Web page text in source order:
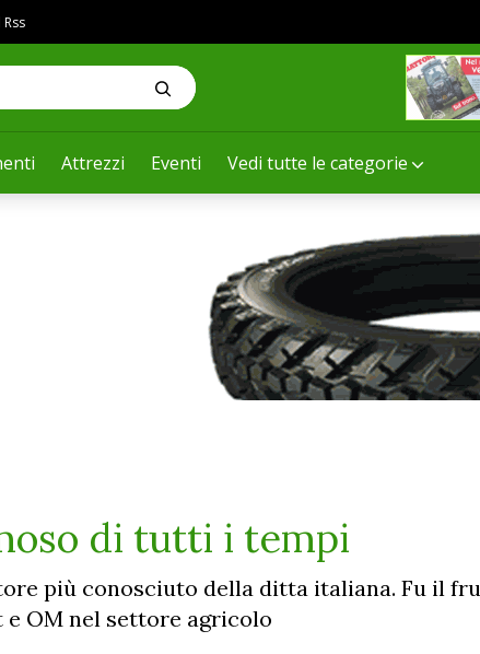
Attrezzi Eventi Vedi tutte le categorie
di tutti i tempi
più conosciuto della ditta italiana. Fu il
OM nel settore agricolo